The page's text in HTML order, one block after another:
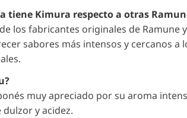
tiene Kimura respecto a otras
los fabricantes originales de Ramune y
sabores más intensos y cercanos a
muy apreciado por su aroma
y acidez.